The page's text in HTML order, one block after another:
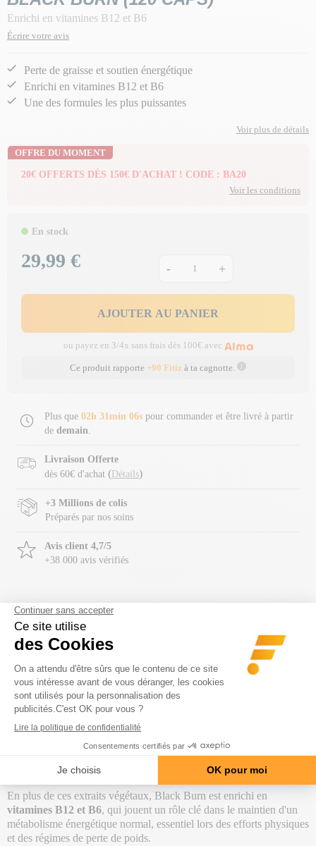
Enrichi en vitamines B12 et B6
Écrire votre avis
Perte de graisse et soutien énergétique
Enrichi en vitamines B12 et B6
Une des formules les plus puissantes
Voir plus de détails
OFFRE DU MOMENT
20€ OFFERTS DÈS 150€ D'ACHAT ! CODE : BA20
Voir les conditions
En stock
Prix
29,99 € - +
AJOUTER AU PANIER
ou payez en 3/4x sans frais dès 100€ avec
Ce produit rapporte +90 Fitiz à ta cagnotte.
Plus que 02h 31min 06s pour commander et être livré à partir
de demain.
Livraison Offerte
dès 60€ d'achat ( Détails)
+3 Millions de colis
Préparés par nos soins
Avis client 4,7/5
+38 000 avis vérifiés
Description Utilisation
LeBlack Burn (120 caps)
est un brûleur de graisse de la marque
Stacker2 , très apprécié pour son efficacité et sa popularité.
Reconnue comme l'une des formules les plus puissantes sur le
marché, elle se distingue par une sélection minutieuse d'ingrédients
naturels, assurant des résultats supérieurs. Sa composition comprend
nopal, de graines de guarana et de fruit de piment doux.
Ensemble, ces ingrédients offrent une action antioxydante, stimulent
l'organisme et améliorent le métabolisme.
En plus de ces extraits végétaux, Black Burn est enrichi en
vitamines B12 et B6, qui jouent un rôle clé dans le maintien d'un
métabolisme énergétique normal, essentiel lors des efforts physiques
et des régimes de perte de poids.